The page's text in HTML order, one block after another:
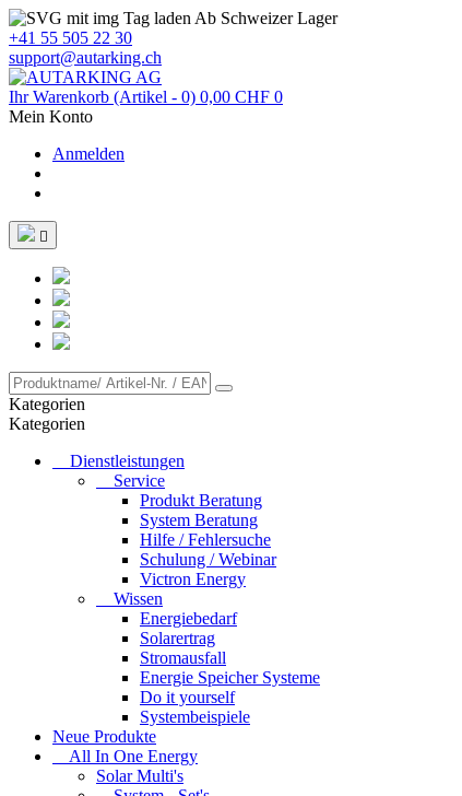
Ab Schweizer Lager
+41 55 505 22 30
support@autarking.ch
Ihr Warenkorb (Artikel - 0) 0,00 CHF 0
Mein Konto
Anmelden

Kategorien
Kategorien
Dienstleistungen
Service
Produkt Beratung
System Beratung
Hilfe / Fehlersuche
Schulung / Webinar
Victron Energy
Wissen
Energiebedarf
Solarertrag
Stromausfall
Energie Speicher Systeme
Do it yourself
Systembeispiele
Neue Produkte
All In One Energy
Solar Multi's